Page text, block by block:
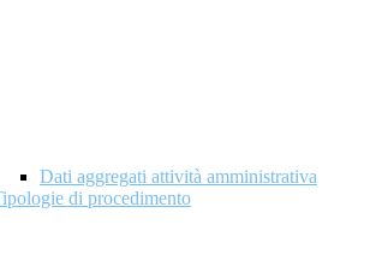
Dati aggregati attività amministrativa
di procedimento